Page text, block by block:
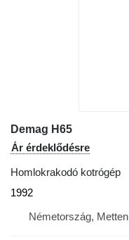
Demag H65
Ár érdeklődésre
Homlokrakodó kotrógép
1992
Németország, Metten